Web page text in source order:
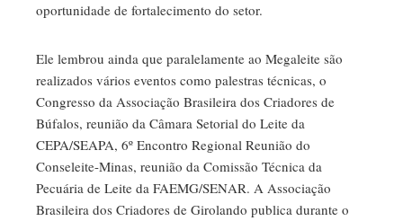
oportunidade de fortalecimento do setor.
Ele lembrou ainda que paralelamente ao Megaleite são
realizados vários eventos como palestras técnicas, o
Congresso da Associação Brasileira dos Criadores de
Búfalos, reunião da Câmara Setorial do Leite da
CEPA/SEAPA, 6º Encontro Regional Reunião do
Conseleite-Minas, reunião da Comissão Técnica da
Pecuária de Leite da FAEMG/SENAR. A Associação
Brasileira dos Criadores de Girolando publica durante o